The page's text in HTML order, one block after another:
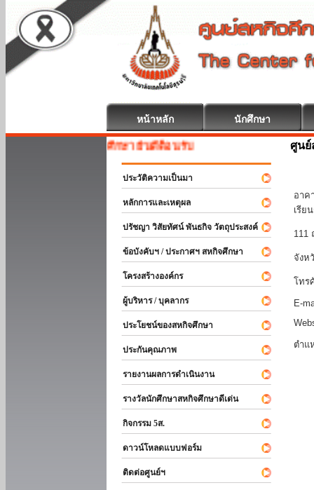
หน้าหลัก นักศึกษา
สหกิจศึกษา ยินดีต้อนรับ
ประวัติความเป็นมา
หลักการและเหตุผล
ปรัชญา วิสัยทัศน์ พันธกิจ วัตถุประสงค์
ข้อบังคับฯ / ประกาศฯ สหกิจศึกษา
โครงสร้างองค์กร
ผู้บริหาร / บุคลากร
ประโยชน์ของสหกิจศึกษา
ประกันคุณภาพ
รายงานผลการดำเนินงาน
รางวัลนักศึกษาสหกิจศึกษาดีเด่น
กิจกรรม 5ส.
ดาวน์โหลดแบบฟอร์ม
ติดต่อศูนย์ฯ
ศูน
อาค
เรีย
111
จังห
โทร
E-
ตำแ